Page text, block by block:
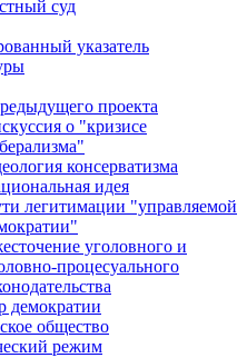
суд
указатель
проекта
о "кризисе
консерватизма
идея
легитимации "управляемой
уголовного и
процесуального
демократии
общество
режим